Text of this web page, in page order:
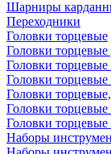
Шарниры
Переходники
Головки торцевые
Головки торцевые
Головки
Головки торцевые
Головки
Головки торцевые
Головки
Наборы